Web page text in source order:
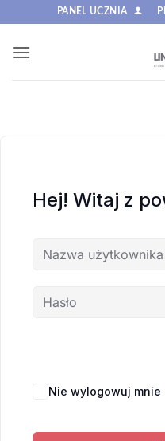
zawartości
PANEL UCZNIA
Hej! Witaj z
Nie wylogowuj mnie